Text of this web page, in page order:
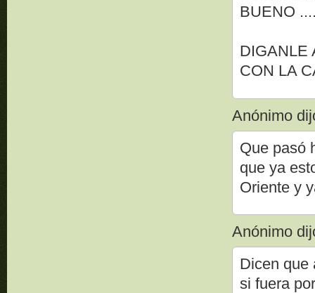
BUENO
DIGANLE
CON LA
Anónimo
Que pasó
que ya
Oriente y
Anónimo
Dicen que
si fuera